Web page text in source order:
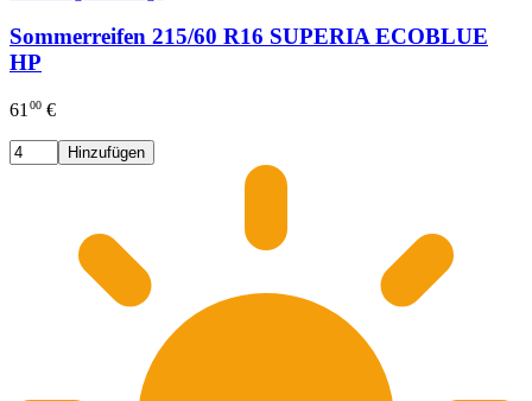
Sommerreifen 215/60 R16 SUPERIA ECOBLUE
HP
61 00 €
Hinzufügen